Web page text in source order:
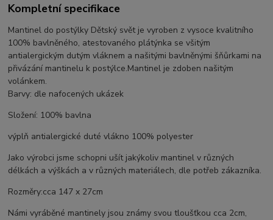
Kompletní specifikace
Mantinel do postýlky Dětský svět je vyroben z vysoce kvalitního
100% bavlněného, atestovaného plátýnka se všitým
antialergickým dutým vláknem a našitými bavlněnými šňůrkami na
přivázání mantinelu k postýlce.Mantinel je zdoben našitým
volánkem.
Barvy: dle nafocených ukázek
Složení: 100% bavlna
výplň antialergické duté vlákno 100% polyester
Jako výrobci jsme schopni ušít jakýkoliv mantinel v různých
délkách a výškách a v různých materiálech, dle potřeb zákazníka.
Rozměry:cca 147 x 27cm
Námi vyráběné mantinely jsou známy svou tloušťkou cca 2cm,